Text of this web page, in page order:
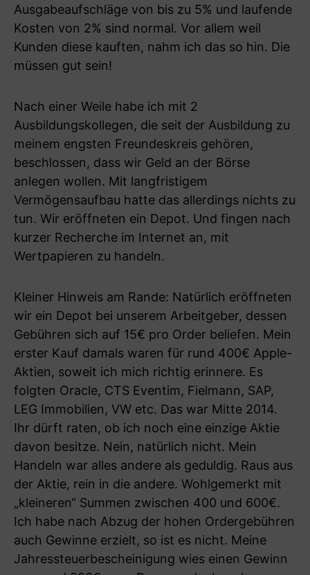
Ausgabeaufschläge von bis zu 5% und laufende
Kosten von 2% sind normal. Vor allem weil
Kunden diese kauften, nahm ich das so hin. Die
müssen gut sein!
Nach einer Weile habe ich mit 2
Ausbildungskollegen, die seit der Ausbildung zu
meinem engsten Freundeskreis gehören,
beschlossen, dass wir Geld an der Börse
anlegen wollen. Mit langfristigem
Vermögensaufbau hatte das allerdings nichts zu
tun. Wir eröffneten ein Depot. Und fingen nach
kurzer Recherche im Internet an, mit
Wertpapieren zu handeln.
Kleiner Hinweis am Rande: Natürlich eröffneten
wir ein Depot bei unserem Arbeitgeber, dessen
Gebühren sich auf 15€ pro Order beliefen. Mein
erster Kauf damals waren für rund 400€ Apple-
Aktien, soweit ich mich richtig erinnere. Es
folgten Oracle, CTS Eventim, Fielmann, SAP,
LEG Immobilien, VW etc. Das war Mitte 2014.
Ihr dürft raten, ob ich noch eine einzige Aktie
davon besitze. Nein, natürlich nicht. Mein
Handeln war alles andere als geduldig. Raus aus
der Aktie, rein in die andere. Wohlgemerkt mit
„kleineren“ Summen zwischen 400 und 600€.
Ich habe nach Abzug der hohen Ordergebühren
auch Gewinne erzielt, so ist es nicht. Meine
Jahressteuerbescheinigung wies einen Gewinn